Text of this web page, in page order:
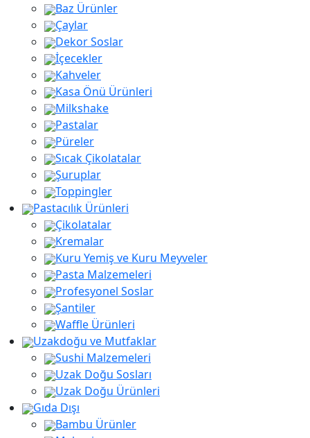
Baz Ürünler
Çaylar
Dekor Soslar
İçecekler
Kahveler
Kasa Önü Ürünleri
Milkshake
Pastalar
Püreler
Sıcak Çikolatalar
Şuruplar
Toppingler
Pastacılık Ürünleri
Çikolatalar
Kremalar
Kuru Yemiş ve Kuru Meyveler
Pasta Malzemeleri
Profesyonel Soslar
Şantiler
Waffle Ürünleri
Uzakdoğu ve Mutfaklar
Sushi Malzemeleri
Uzak Doğu Sosları
Uzak Doğu Ürünleri
Gıda Dışı
Bambu Ürünler